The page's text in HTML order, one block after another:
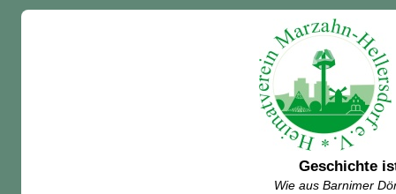
Geschichte
Wie aus Barnimer